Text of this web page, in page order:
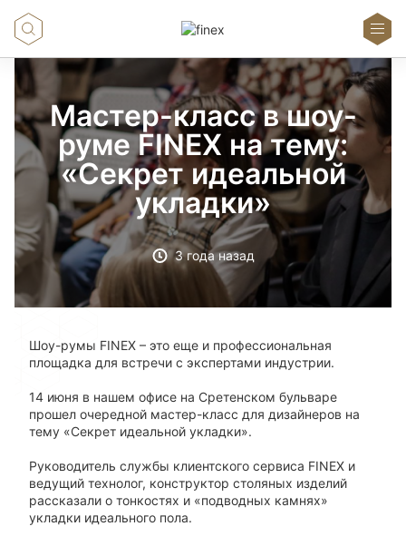
Мастер-класс в шоу-
руме FINEX на тему:
«Секрет идеальной
укладки»
3 года назад
Шоу-румы FINEX – это еще и профессиональная
площадка для встречи с экспертами индустрии.
14 июня в нашем офисе на Сретенском бульваре
прошел очередной мастер-класс для дизайнеров на
тему «Секрет идеальной укладки».
Руководитель службы клиентского сервиса FINEX и
ведущий технолог, конструктор столяных изделий
рассказали о тонкостях и «подводных камнях»
укладки идеального пола.